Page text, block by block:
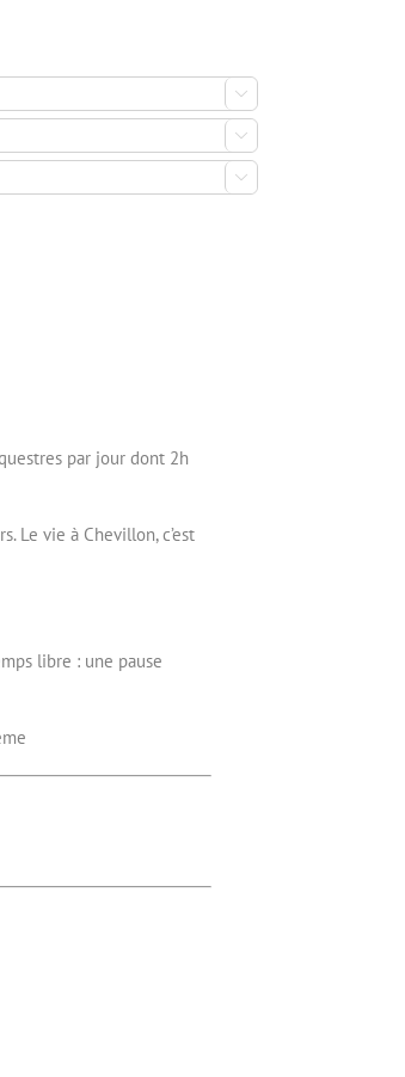



par jour dont 2h
Le vie à Chevillon, c’est
libre : une pause